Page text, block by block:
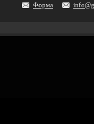
Форма